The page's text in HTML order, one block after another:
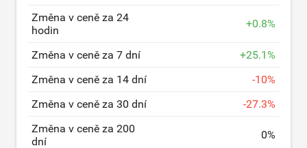
Změna v ceně za 24
hodin
+0.8%
Změna v ceně za 7 dní +25.1%
Změna v ceně za 14 dní
-10%
Změna v ceně za 30 dní
-27.3%
Změna v ceně za 200
dní
0%